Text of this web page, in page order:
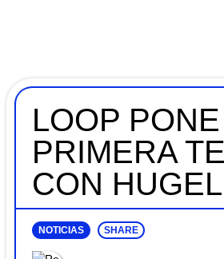
LOOP
PRIMERA
CON
NOTICIAS SHARE